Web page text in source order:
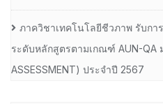
ภาควิชาเทคโนโลยีชีวภาพ รับก
ระดับหลักสูตรตามเกณฑ์ AUN-QA
ASSESSMENT) ประจำปี 2567